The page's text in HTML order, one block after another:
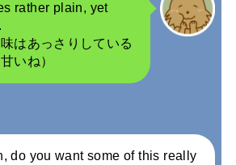
rather plain, yet
.
はあっさりしている
いね）
do you want some of this really